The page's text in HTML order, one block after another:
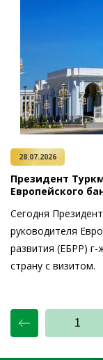
28.07.2026
Президент
Европейского
Сегодня
руководителя
развития (ЕБРР)
страну с визитом.